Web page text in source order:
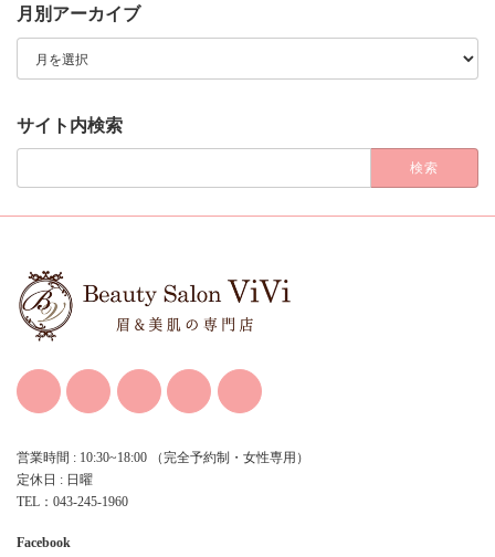
月別アーカイブ
月
イ
ブ
サイト内検索
営業時間 : 10:30~18:00 （完全予約制・女性専用）
定休日 : 日曜
TEL：043-245-1960
Facebook